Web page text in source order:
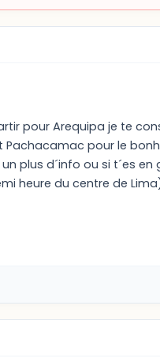
pour Arequipa je te
Pachacamac pour le
plus d´info ou si t´es
heure du centre de